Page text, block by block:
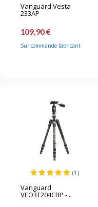
Vanguard Vesta
233AP
109,90 €
Sur commande fabricant
(1)
Vanguard
VEO3T204CBP -...